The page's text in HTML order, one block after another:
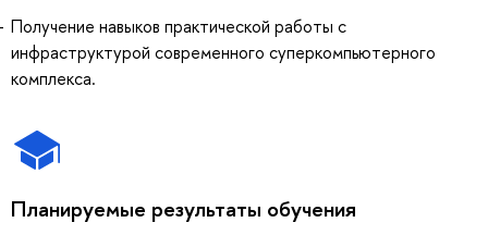
Получение навыков практической работы с
инфраструктурой современного суперкомпьютерного
комплекса.
Планируемые результаты обучения